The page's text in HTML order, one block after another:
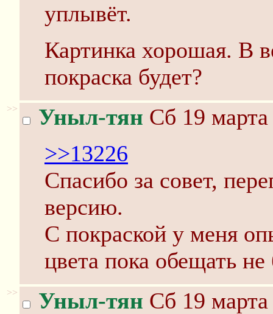
уплывёт.
Картинка хорошая. В
покраска будет?
>> Уныл-тян Сб 19
>>13226
Спасибо за совет,
версию.
С покраской у меня
цвета пока обещать не
>> Уныл-тян Сб 19